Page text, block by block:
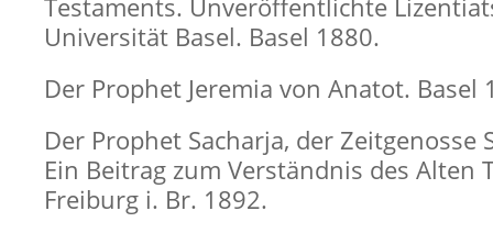
Testaments. Unveröffentlichte
Universität Basel. Basel 1880.
Der Prophet Jeremia von Anatot. Basel
Der Prophet Sacharja, der Zeitgenosse
Ein Beitrag zum Verständnis des Alten
Freiburg i. Br. 1892.